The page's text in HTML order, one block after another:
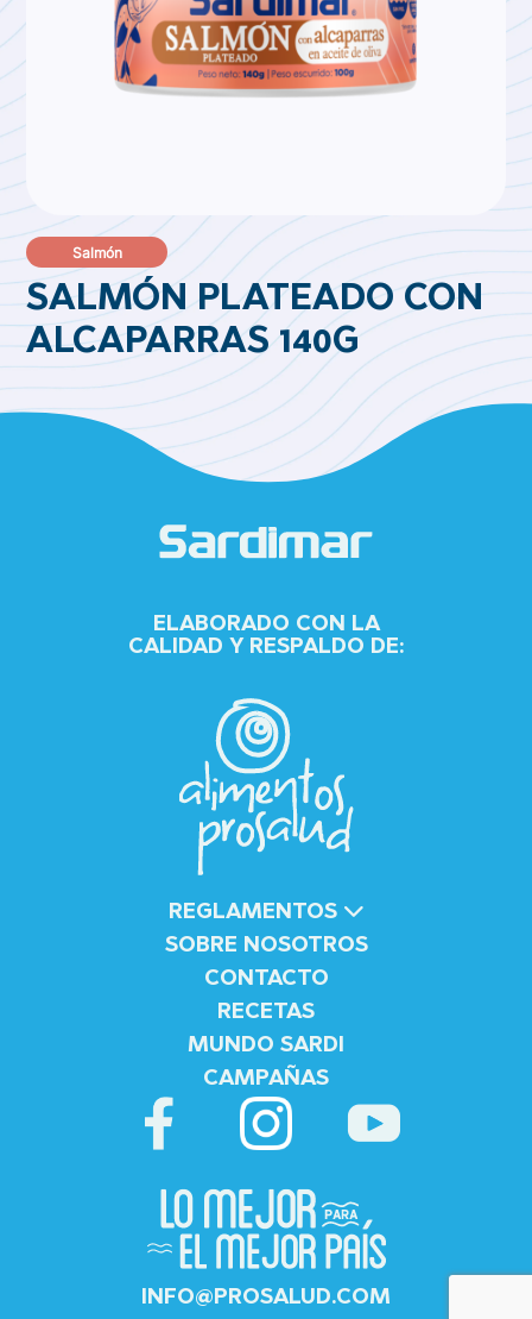
SALMÓN PLATEADO CON
ALCAPARRAS 140G
Salmón
ELABORADO CON LA
CALIDAD Y RESPALDO DE:
REGLAMENTOS
SOBRE NOSOTROS
CONTACTO
RECETAS
MUNDO SARDI
CAMPAÑAS
INFO@PROSALUD.COM